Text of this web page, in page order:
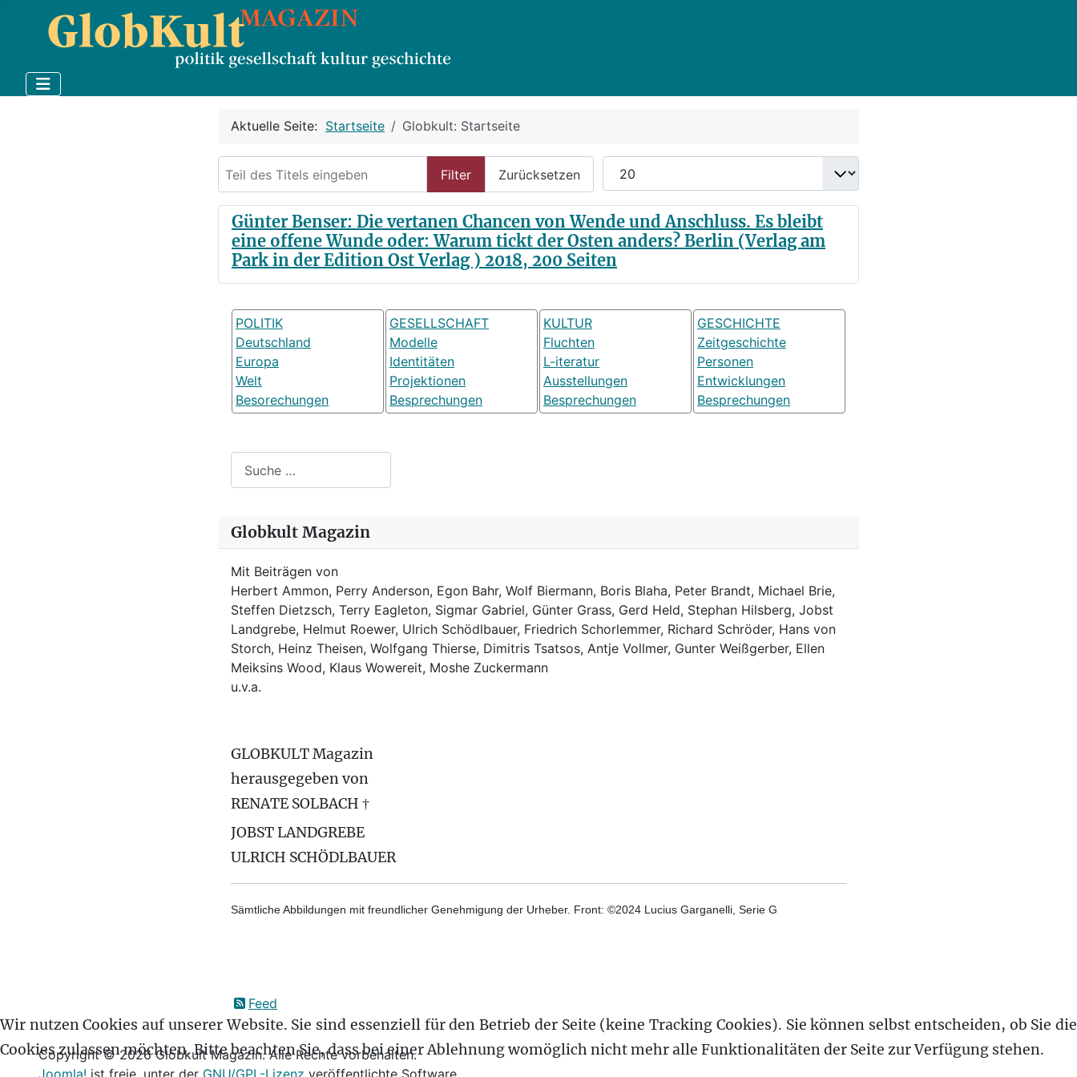
Aktuelle Seite: Startseite Globkult: Startseite
Filter Zurücksetzen
Anzeige #
Günter Benser: Die vertanen Chancen von Wende und Anschluss. Es bleibt
eine offene Wunde oder: Warum tickt der Osten anders? Berlin (Verlag am
Park in der Edition Ost Verlag ) 2018, 200 Seiten
POLITIK
Deutschland
Europa
Welt
Besorechungen
GESELLSCHAFT
Modelle
Identitäten
Projektionen
Besprechungen
KULTUR
Fluchten
L-iteratur
Ausstellungen
Besprechungen
GESCHICHTE
Zeitgeschichte
Personen
Entwicklungen
Besprechungen
Globkult Magazin
Mit Beiträgen von
Herbert Ammon, Perry Anderson, Egon Bahr, Wolf Biermann, Boris Blaha, Peter Brandt, Michael Brie,
Steffen Dietzsch, Terry Eagleton, Sigmar Gabriel, Günter Grass, Gerd Held, Stephan Hilsberg, Jobst
Landgrebe, Helmut Roewer, Ulrich Schödlbauer, Friedrich Schorlemmer, Richard Schröder, Hans von
Storch, Heinz Theisen, Wolfgang Thierse, Dimitris Tsatsos, Antje Vollmer, Gunter Weißgerber, Ellen
Meiksins Wood, Klaus Wowereit, Moshe Zuckermann
u.v.a.
GLOBKULT Magazin
herausgegeben von
RENATE SOLBACH †
JOBST LANDGREBE
ULRICH SCHÖDLBAUER
Sämtliche Abbildungen mit freundlicher Genehmigung der Urheber. Front: ©2024 Lucius Garganelli, Serie G
Feed
Copyright © 2026 Globkult Magazin. Alle Rechte vorbehalten.
Wir nutzen Cookies auf unserer Website. Sie sind essenziell für den Betrieb der Seite (keine Tracking Cookies). Sie können selbst entscheiden, ob Sie die
Cookies zulassen möchten. Bitte beachten Sie, dass bei einer Ablehnung womöglich nicht mehr alle Funktionalitäten der Seite zur Verfügung stehen.